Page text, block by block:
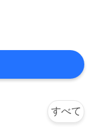
パ
ト
20
すべて